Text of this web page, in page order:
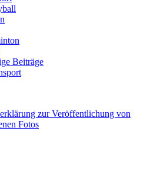
Beiträge
zur Veröffentlichung von
Fotos